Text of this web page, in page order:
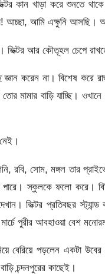
কান খাড়া করে শুনতে
আমি এক্ষুনি আসছি।
ভিক্টর আর কৌতূহল চেপে
করেন না। বিশেষ করে
বাড়ি যাচ্ছি। ওখানে
রবি, সোম, মঙ্গল তার
পারে। স্কুলকে ফলো করে।
ভিক্টর প্রতিবছর
পুরীর আবহাওয়া বেশ
বেরিয়ে পড়লেন একটা
চন্দনপুরের কাছেই।